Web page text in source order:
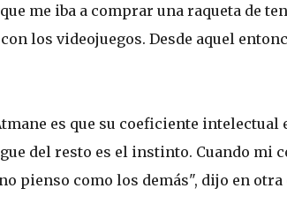
me iba a comprar una raqueta de
los videojuegos. Desde aquel
es que su coeficiente intelectual
del resto es el instinto. Cuando mi
pienso como los demás", dijo en otra